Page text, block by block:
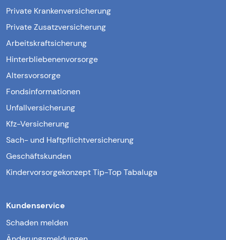
Private Krankenversicherung
Private Zusatzversicherung
Arbeitskraftsicherung
Hinterbliebenenvorsorge
Altersvorsorge
Fondsinformationen
Unfallversicherung
Kfz-Versicherung
Sach- und Haftpflichtversicherung
Geschäftskunden
Kindervorsorgekonzept Tip-Top Tabaluga
Kundenservice
Schaden melden